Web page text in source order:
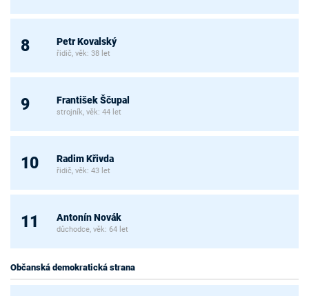
8 Petr Kovalský
řidič, věk: 38 let
9 František Ščupal
strojník, věk: 44 let
10 Radim Křivda
řidič, věk: 43 let
11 Antonín Novák
důchodce, věk: 64 let
Občanská demokratická strana